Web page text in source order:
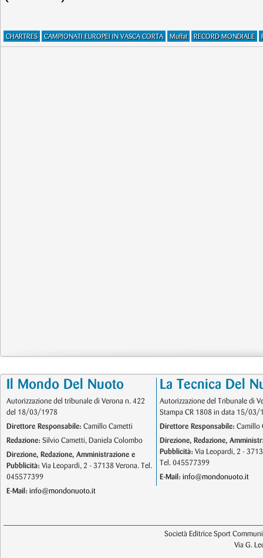
CHARTRES CAMPIONATI EUROPEI IN VASCA CORTA Muffat RECORD MONDIALE
Il Mondo Del Nuoto
Autorizzazione del tribunale di Verona n. 422
del 18/03/1978
Direttore Responsabile: Camillo Cametti
Redazione: Silvio Cametti, Daniela Colombo
Direzione, Redazione, Amministrazione e
Pubblicità: Via Leopardi, 2 - 37138 Verona. Tel.
045577399
E-Mail: info@mondonuoto.it
La Tecnica Del
Autorizzazione del Tribunale di
Stampa CR 1808 in data 15/03/
Direttore Responsabile: Camillo
Direzione, Redazione,
Pubblicità: Via Leopardi, 2 -
Tel. 045577399
E-Mail: info@mondonuoto.it
Società Editrice Sport
Via G.